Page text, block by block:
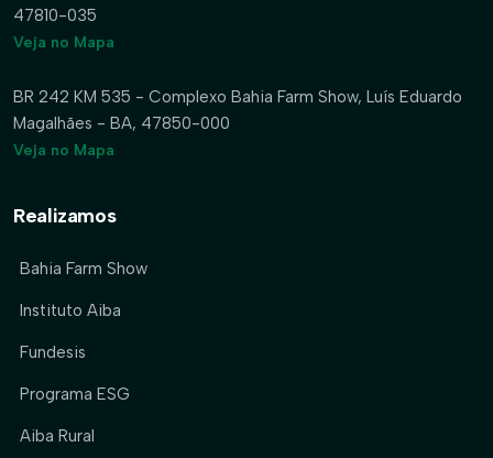
47810-035
Veja no Mapa
BR 242 KM 535 - Complexo Bahia Farm Show, Luís Eduardo
Magalhães - BA, 47850-000
Veja no Mapa
Realizamos
Bahia Farm Show
Instituto Aiba
Fundesis
Programa ESG
Aiba Rural